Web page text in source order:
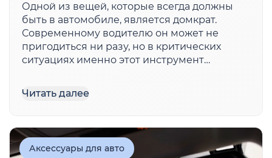
Одной из вещей, которые всегда должны
быть в автомобиле, является домкрат.
Современному водителю он может не
пригодиться ни разу, но в критических
ситуациях именно этот инструмент
колеса в случае прокола, самостоятельной
сезонной смены покрышек, выполнения
днища. Многие […]
Читать далее
Аксессуары для авто